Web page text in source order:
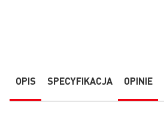
galerii
OPIS SPECYFIKACJA OPINIE